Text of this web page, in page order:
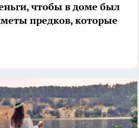
чтобы в доме был
предков, которые